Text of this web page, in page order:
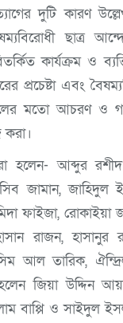
দুটি কারণ
ছাত্র
কার্যক্রম ও
প্রচেষ্টা এবং
মতো আচরণ ও
করা।
হলেন- আব্দুর
জামান, জাহিদুল
ফাইজা, রোকাইয়া
রাজন, হাসানুর
আল তারিক,
জিয়া উদ্দিন
বাপ্পি ও সাইদুল